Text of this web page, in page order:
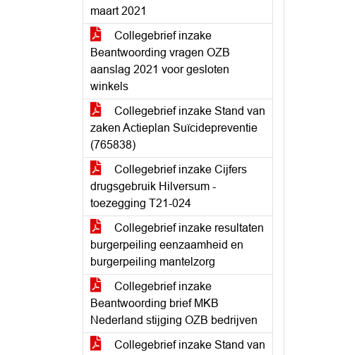
maart 2021
Collegebrief inzake
Beantwoording vragen OZB
aanslag 2021 voor gesloten
winkels
Collegebrief inzake Stand van
zaken Actieplan Suïcidepreventie
(765838)
Collegebrief inzake Cijfers
drugsgebruik Hilversum -
toezegging T21-024
Collegebrief inzake resultaten
burgerpeiling eenzaamheid en
burgerpeiling mantelzorg
Collegebrief inzake
Beantwoording brief MKB
Nederland stijging OZB bedrijven
Collegebrief inzake Stand van